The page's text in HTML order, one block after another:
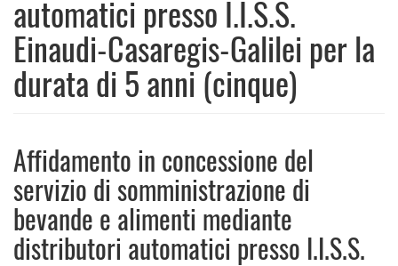
automatici presso I.I.S.S.
Einaudi-Casaregis-Galilei per la
durata di 5 anni (cinque)
Affidamento in concessione del
servizio di somministrazione di
bevande e alimenti mediante
distributori automatici presso I.I.S.S.